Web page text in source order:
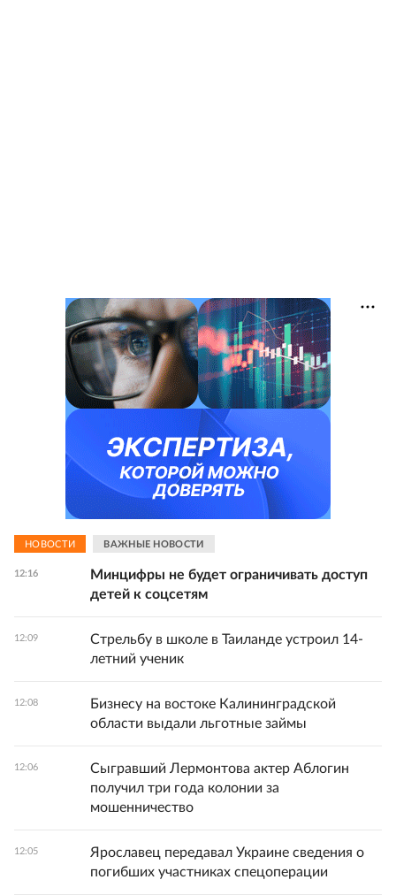
НОВОСТИ ВАЖНЫЕ НОВОСТИ
12:16
Минцифры не будет ограничивать доступ
детей к соцсетям
12:09
Стрельбу в школе в Таиланде устроил 14-
летний ученик
12:08
Бизнесу на востоке Калининградской
области выдали льготные займы
12:06
Сыгравший Лермонтова актер Аблогин
получил три года колонии за
мошенничество
12:05
Ярославец передавал Украине сведения о
погибших участниках спецоперации